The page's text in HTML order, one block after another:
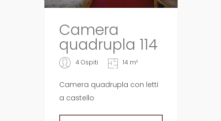
Camera
quadrupla 114
4 Ospiti 14 m²
Camera quadrupla con letti
a castello